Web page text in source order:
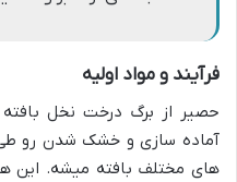
فرآیند و مواد اولیه
حصیر از برگ درخت نخل
آماده سازی و خشک شدن رو
های مختلف بافته میشه. این